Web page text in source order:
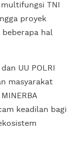
TNI
proyek
beberapa hal
UU POLRI
masyarakat
keadilan bagi